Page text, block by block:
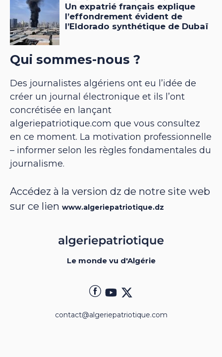
Qui sommes-nous ?
Des journalistes algériens ont eu l’idée de
créer un journal électronique et ils l’ont
concrétisée en lançant
algeriepatriotique.com que vous consultez
en ce moment. La motivation professionnelle
– informer selon les règles fondamentales du
journalisme.
Accédez à la version dz de notre site web
sur ce lien www.algeriepatriotique.dz
Le monde vu d'Algérie
contact@algeriepatriotique.com